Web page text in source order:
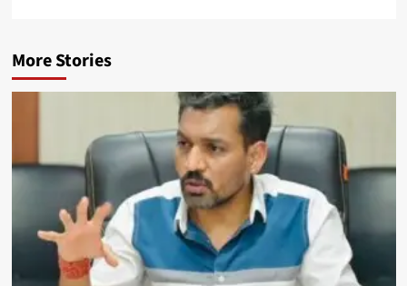
More Stories